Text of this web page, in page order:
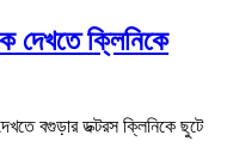
দেখতে ক্লিনিকে
বগুড়ার ডক্টরস ক্লিনিকে ছুটে